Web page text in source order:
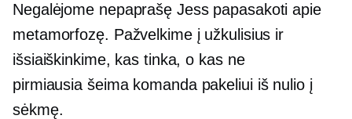
Negalėjome nepaprašę Jess papasakoti apie
metamorfozę. Pažvelkime į užkulisius ir
išsiaiškinkime, kas tinka, o kas ne
pirmiausia šeimakomanda pakeliui iš nulio į
sėkmę.